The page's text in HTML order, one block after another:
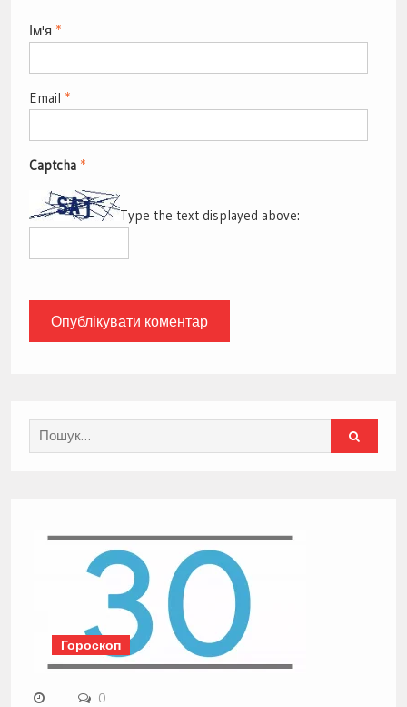
Ім'я *
Email *
Captcha *
Type the text displayed above:
Search
for:
Гороскоп
0